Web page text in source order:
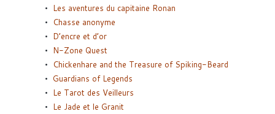
Les aventures du capitaine Ronan
Chasse anonyme
D’encre et d’or
N-Zone Quest
Chickenhare and the Treasure of Spiking-Beard
Guardians of Legends
Le Tarot des Veilleurs
Le Jade et le Granit